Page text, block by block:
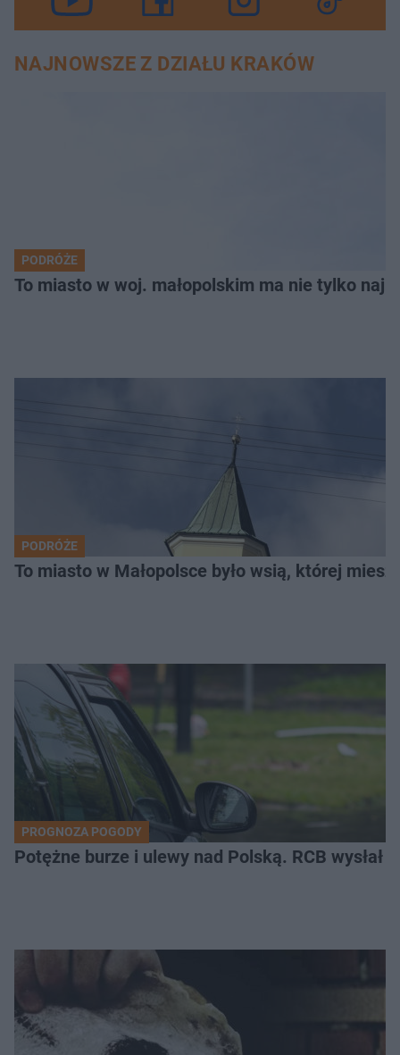
NAJNOWSZE Z DZIAŁU KRAKÓW
PODRÓŻE
To miasto w woj. małopolskim ma nie tylko
PODRÓŻE
To miasto w Małopolsce było wsią, której
PROGNOZA POGODY
Potężne burze i ulewy nad Polską. RCB